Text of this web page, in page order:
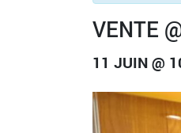
VENTE
11 JUIN @